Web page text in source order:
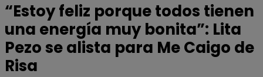
“Estoy feliz porque todos tienen
una energía muy bonita”: Lita
Pezo se alista para Me Caigo de
Risa